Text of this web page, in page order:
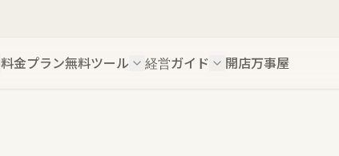
料金プラン無料ツール 経営ガイド 開店万事屋